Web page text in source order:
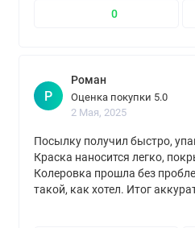
0
Р
Роман
Оценка покупки 5.0
2 Мая, 2025
Посылку получил быстро,
Краска наносится легко,
Колеровка прошла без
такой, как хотел. Итог